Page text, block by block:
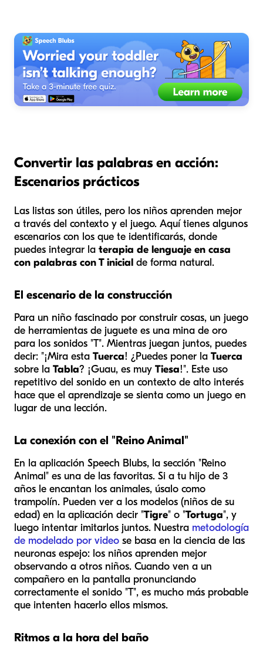
Convertir las palabras en acción:
Escenarios prácticos
Las listas son útiles, pero los niños aprenden mejor
a través del contexto y el juego. Aquí tienes algunos
escenarios con los que te identificarás, donde
puedes integrar la terapia de lenguaje en casa
con palabras con T inicial de forma natural.
El escenario de la construcción
Para un niño fascinado por construir cosas, un juego
de herramientas de juguete es una mina de oro
para los sonidos "T". Mientras juegan juntos, puedes
decir: "¡Mira esta Tuerca! ¿Puedes poner la Tuerca
sobre la Tabla? ¡Guau, es muy Tiesa!". Este uso
repetitivo del sonido en un contexto de alto interés
hace que el aprendizaje se sienta como un juego en
lugar de una lección.
La conexión con el "Reino Animal"
En la aplicación Speech Blubs, la sección "Reino
Animal" es una de las favoritas. Si a tu hijo de 3
años le encantan los animales, úsalo como
trampolín. Pueden ver a los modelos (niños de su
edad) en la aplicación decir "Tigre" o "Tortuga", y
luego intentar imitarlos juntos. Nuestra metodología
de modelado por video se basa en la ciencia de las
neuronas espejo: los niños aprenden mejor
observando a otros niños. Cuando ven a un
compañero en la pantalla pronunciando
correctamente el sonido "T", es mucho más probable
que intenten hacerlo ellos mismos.
Ritmos a la hora del baño